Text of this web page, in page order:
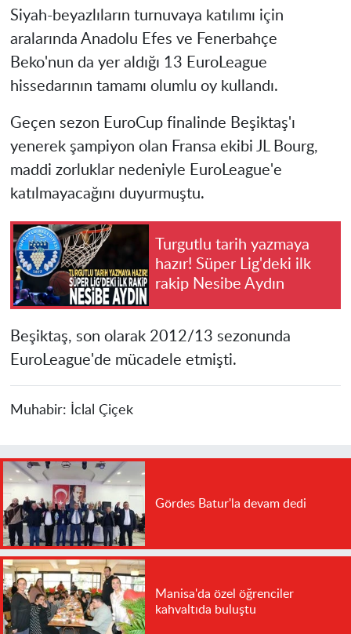
Siyah-beyazlıların turnuvaya katılımı için
aralarında Anadolu Efes ve Fenerbahçe
Beko'nun da yer aldığı 13 EuroLeague
hissedarının tamamı olumlu oy kullandı.
Geçen sezon EuroCup finalinde Beşiktaş'ı
yenerek şampiyon olan Fransa ekibi JL Bourg,
maddi zorluklar nedeniyle EuroLeague'e
katılmayacağını duyurmuştu.
Turgutlu tarih yazmaya
hazır! Süper Lig'deki ilk
rakip Nesibe Aydın
Beşiktaş, son olarak 2012/13 sezonunda
EuroLeague'de mücadele etmişti.
Muhabir: İclal Çiçek
Gördes Batur'la devam dedi
Manisa'da özel öğrenciler
kahvaltıda buluştu